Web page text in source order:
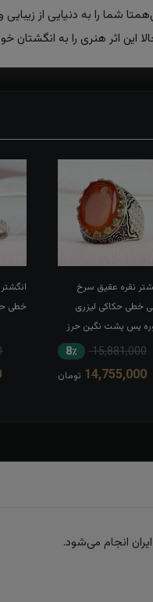
شما را به دنیایی از
این اثر هنری را به
نقره عقیق سرخ
خطی حکاکی لیزری
یس پشت نگین حرز
امام جواد(ع) رکاب تاج
بغل طرح ضریح
15,881,000 8٪
14,755,000 تومان
خطی
انجام می‌شود.